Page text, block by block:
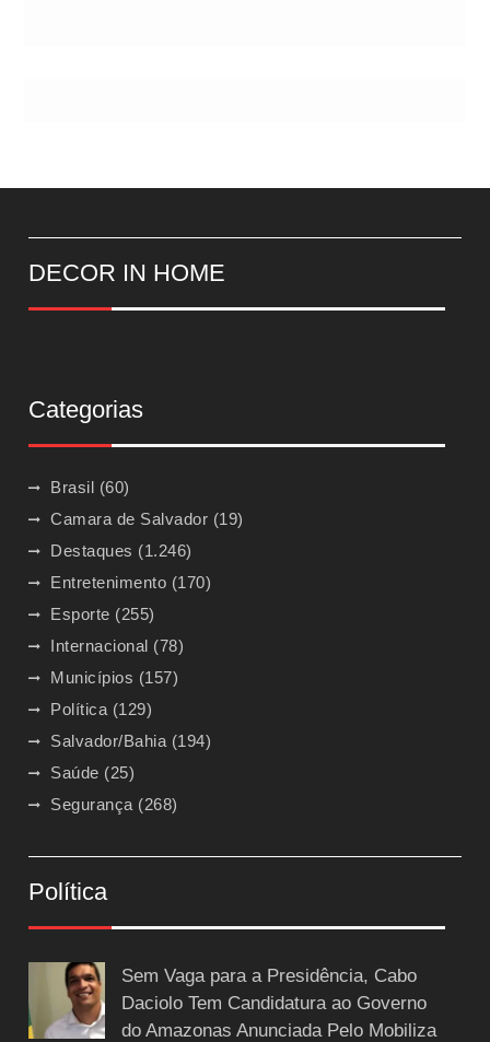
DECOR IN HOME
Categorias
Brasil (60)
Camara de Salvador (19)
Destaques (1.246)
Entretenimento (170)
Esporte (255)
Internacional (78)
Municípios (157)
Política (129)
Salvador/Bahia (194)
Saúde (25)
Segurança (268)
Política
Sem Vaga para a Presidência, Cabo
Daciolo Tem Candidatura ao Governo
do Amazonas Anunciada Pelo Mobiliza